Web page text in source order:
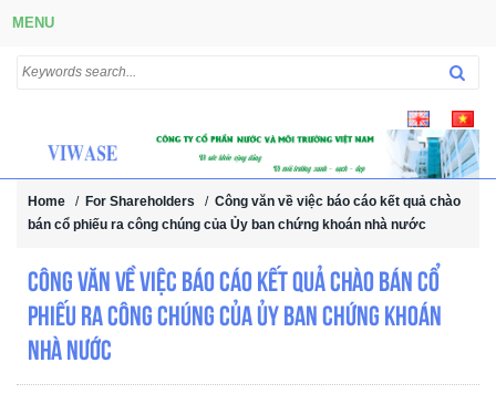
MENU
Home / For Shareholders / Công văn về việc báo cáo kết quả chào
bán cổ phiếu ra công chúng của Ủy ban chứng khoán nhà nước
Công văn về việc báo cáo kết quả chào bán cổ
phiếu ra công chúng của Ủy ban chứng khoán
nhà nước